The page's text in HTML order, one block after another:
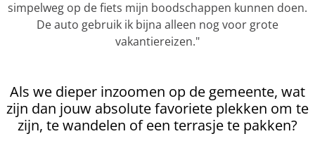
simpelweg op de fiets mijn boodschappen kunnen doen.
De auto gebruik ik bijna alleen nog voor grote
vakantiereizen."
Als we dieper inzoomen op de gemeente, wat
zijn dan jouw absolute favoriete plekken om te
zijn, te wandelen of een terrasje te pakken?